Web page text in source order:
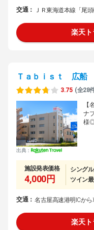
交通： ＪＲ東海道本線「尾
楽天ト
Ｔａｂｉｓｔ 広船
3.75 (全28
出典：
【
ナ
様
施設発表価格
4,000円
シング
ツイン
交通： 名古屋高速港明ICか
楽天ト